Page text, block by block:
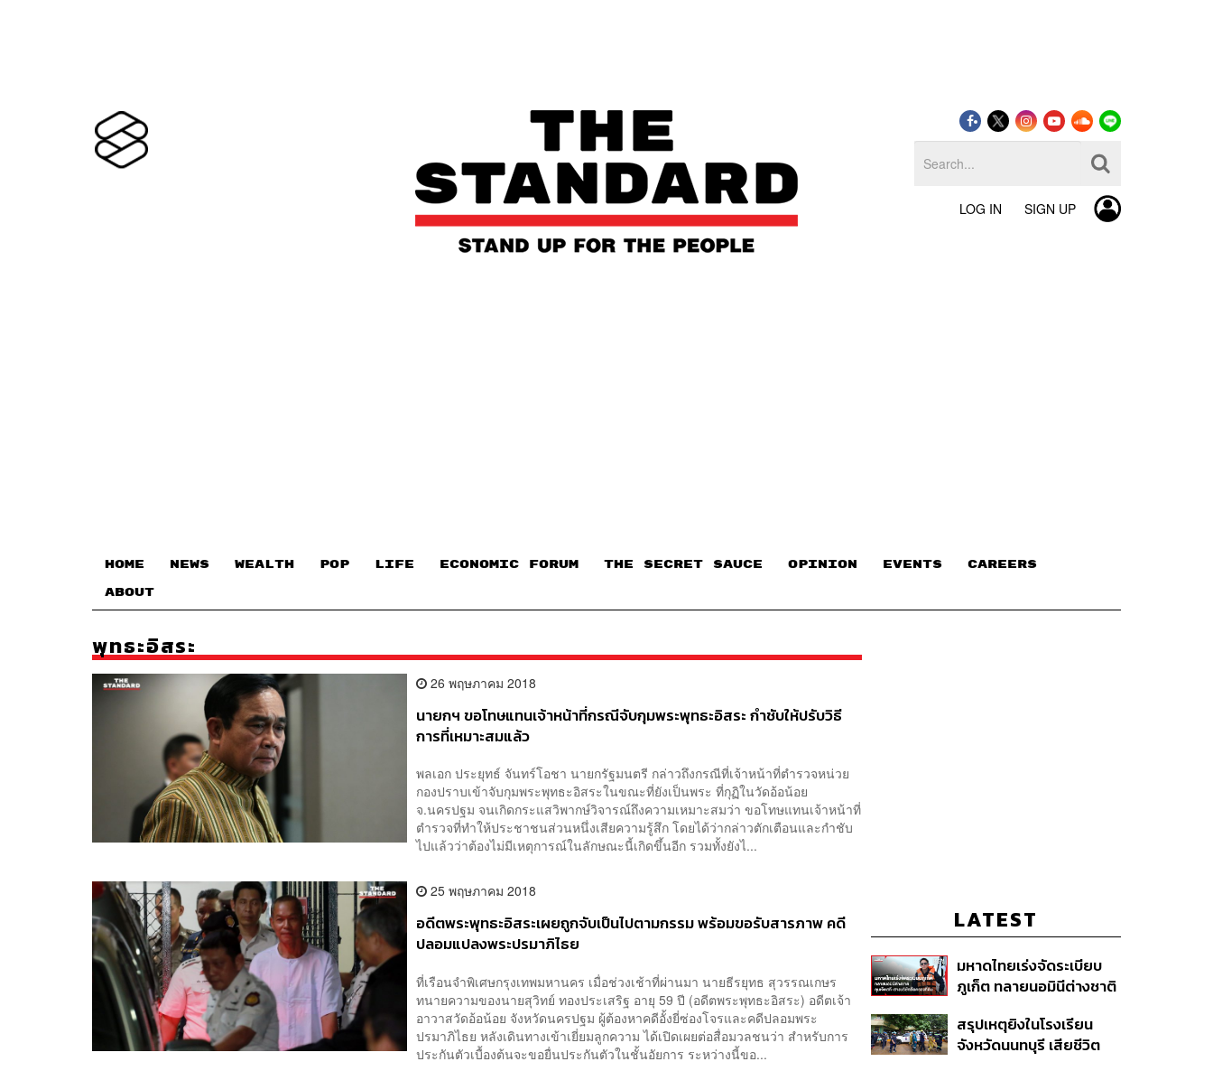
LOG IN SIGN UP
HOME NEWS WEALTH POP LIFE ECONOMIC FORUM THE SECRET SAUCE​ OPINION EVENTS CAREERS
ABOUT
พุทธะอิสระ
26 พฤษภาคม 2018
นายกฯ ขอโทษแทนเจ้าหน้าที่กรณีจับกุมพระพุทธะอิสระ กำชับให้ปรับวิธี
การที่เหมาะสมแล้ว
พลเอก ประยุทธ์ จันทร์โอชา นายกรัฐมนตรี กล่าวถึงกรณีที่เจ้าหน้าที่ตำรวจหน่วย
กองปราบเข้าจับกุมพระพุทธะอิสระในขณะที่ยังเป็นพระ ที่กุฏิในวัดอ้อน้อย
จ.นครปฐม จนเกิดกระแสวิพากษ์วิจารณ์ถึงความเหมาะสมว่า ขอโทษแทนเจ้าหน้าที่
ตำรวจที่ทำให้ประชาชนส่วนหนึ่งเสียความรู้สึก โดยได้ว่ากล่าวตักเตือนและกำชับ
ไปแล้วว่าต้องไม่มีเหตุการณ์ในลักษณะนี้เกิดขึ้นอีก รวมทั้งยังไ...
25 พฤษภาคม 2018
อดีตพระพุทธะอิสระเผยถูกจับเป็นไปตามกรรม พร้อมขอรับสารภาพ คดี
ปลอมแปลงพระปรมาภิไธย
ที่เรือนจำพิเศษกรุงเทพมหานคร เมื่อช่วงเช้าที่ผ่านมา นายธีรยุทธ สุวรรณเกษร
ทนายความของนายสุวิทย์ ทองประเสริฐ อายุ 59 ปี (อดีตพระพุทธะอิสระ) อดีตเจ้า
อาวาสวัดอ้อน้อย จังหวัดนครปฐม ผู้ต้องหาคดีอั้งยี่ซ่องโจรและคดีปลอมพระ
ปรมาภิไธย หลังเดินทางเข้าเยี่ยมลูกความ ได้เปิดเผยต่อสื่อมวลชนว่า สำหรับการ
ประกันตัวเบื้องต้นจะขอยื่นประกันตัวในชั้นอัยการ ระหว่างนี้ขอ...
LATEST
มหาดไทยเร่งจัดระเบียบ
ภูเก็ต ทลายนอมินีต่างชาติ
ที่ดิน เคลียร์ใบอนุญาต
โรงแรมค้าง 7 ปี
สรุปเหตุยิงในโรงเรียน
จังหวัดนนทบุรี เสียชีวิต